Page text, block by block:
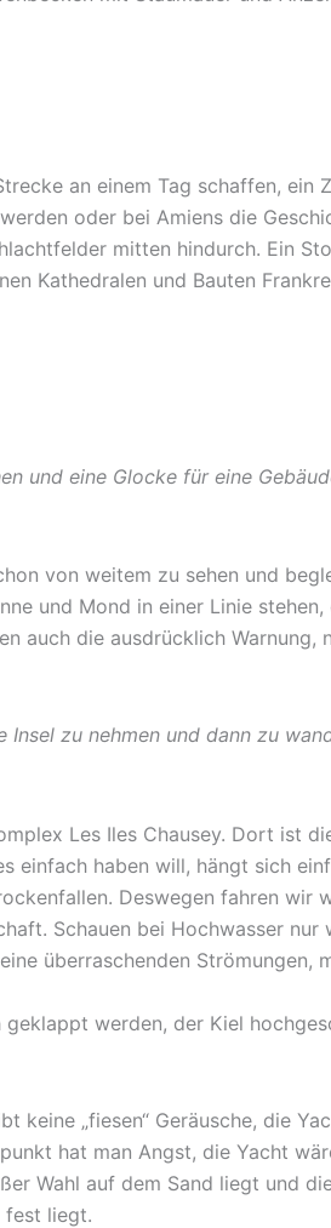
an einem Tag schaffen, ein
oder bei Amiens die
mitten hindurch. Ein
Kathedralen und Bauten
und eine Glocke für eine
von weitem zu sehen und
und Mond in einer Linie
auch die ausdrücklich
zu nehmen und dann zu
Les Iles Chausey. Dort ist
einfach haben will, hängt sich
Deswegen fahren
Schauen bei Hochwasser
überraschenden
werden, der Kiel
„fiesen“ Geräusche, die
hat man Angst, die Yacht
Wahl auf dem Sand liegt und
fest liegt.